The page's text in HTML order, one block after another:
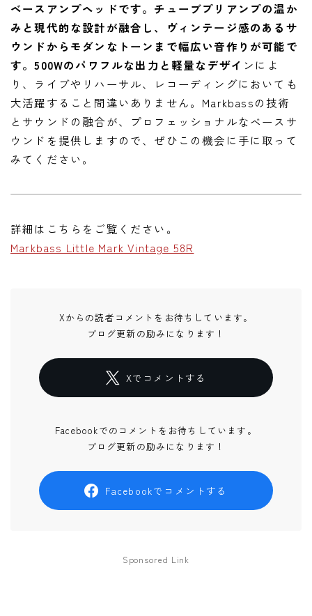
ベースアンプヘッドです。チューブプリアンプの温か
みと現代的な設計が融合し、ヴィンテージ感のあるサ
ウンドからモダンなトーンまで幅広い音作りが可能で
す。500Wのパワフルな出力と軽量なデザイ ンによ
り、ライブやリハーサル、レコーディングにおいても
大活躍すること間違いありません。Markbassの技術
とサウンドの融合が、プロフェッショナルなベースサ
ウンドを提供しますので、ぜひこの機会に手に取って
みてください。
詳細はこちらをご覧ください。
Markbass Little Mark Vintage 58R
Xからの読者コメントをお待ちしています。
ブログ更新の励みになります！
Xでコメントする
Facebookでのコメントをお待ちしています。
ブログ更新の励みになります！
Facebookでコメントする
Sponsored Link